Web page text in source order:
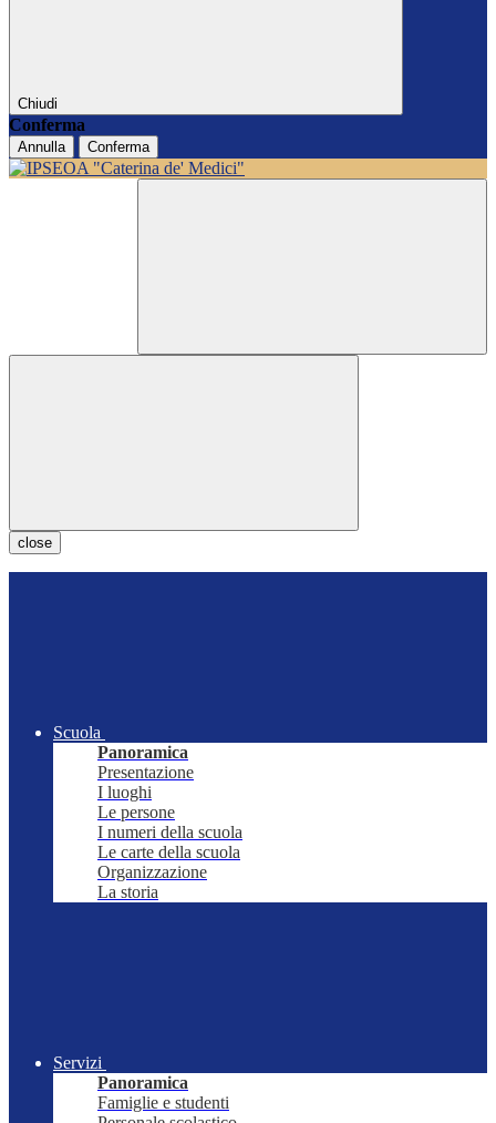
Chiudi
Conferma
Annulla Conferma
close
Scuola
Panoramica
Presentazione
I luoghi
Le persone
I numeri della scuola
Le carte della scuola
Organizzazione
La storia
Servizi
Panoramica
Famiglie e studenti